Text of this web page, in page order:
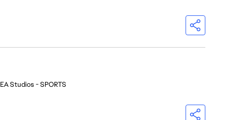
EA Studios - SPORTS